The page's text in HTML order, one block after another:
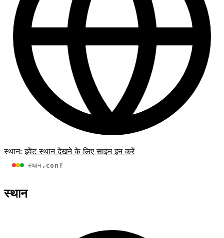
स्थान: इवेंट स्थान देखने के लिए साइन इन करें
स्थान.conf
स्थान